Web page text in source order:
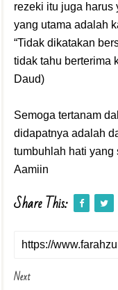
rezeki itu juga harus
yang utama adalah
“Tidak dikatakan
tidak tahu berterima
Daud)
Semoga tertanam
didapatnya adalah
tumbuhlah hati yang
Aamiin
Share This:
Next